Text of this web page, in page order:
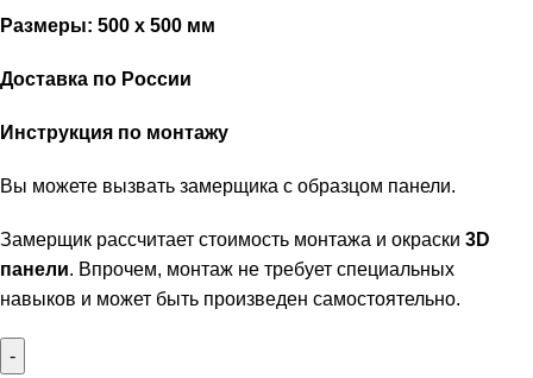
Размеры: 500 х 500 мм
Доставка по России
Инструкция по монтажу
Вы можете вызвать замерщика с образцом панели.
Замерщик рассчитает стоимость монтажа и окраски 3D
панели. Впрочем, монтаж не требует специальных
навыков и может быть произведен самостоятельно.